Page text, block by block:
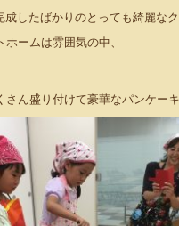
したばかりのとっても綺麗な
ームは雰囲気の中、
さん盛り付けて豪華なパンケー